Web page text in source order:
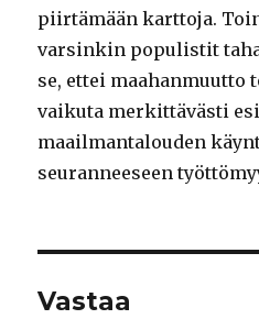
piirtämään karttoja.
varsinkin populistit
se, ettei maahanmuutto
vaikuta merkittävästi
maailmantalouden
seuranneeseen
Vastaa